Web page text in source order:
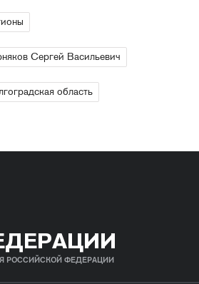
Сергей Васильевич
область
РОССИЙСКОЙ ФЕДЕРАЦИИ